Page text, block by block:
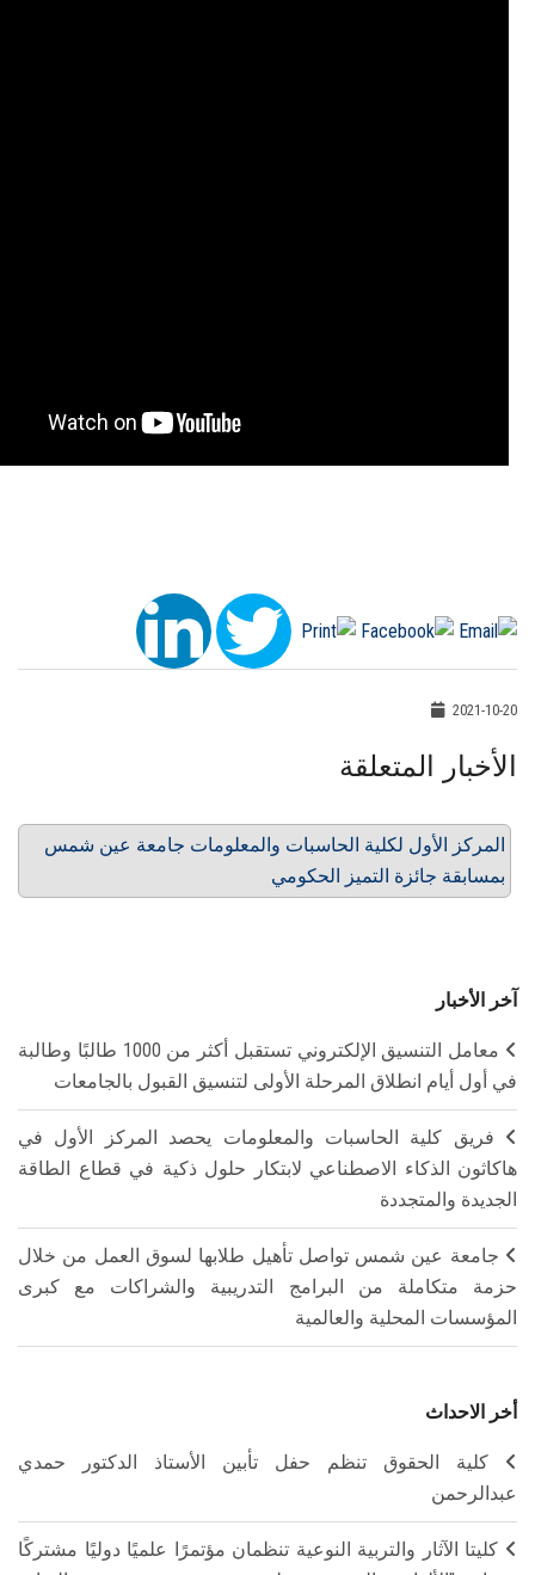
2021-10-20
الأخبار المتعلقة
المركز الأول لكلية الحاسبات والمعلومات جامعة عين شمس
بمسابقة جائزة التميز الحكومي
آخر الأخبار
معامل التنسيق الإلكتروني تستقبل أكثر من 1000 طالبًا وطالبة
في أول أيام انطلاق المرحلة الأولى لتنسيق القبول بالجامعات
فريق كلية الحاسبات والمعلومات يحصد المركز الأول في
هاكاثون الذكاء الاصطناعي لابتكار حلول ذكية في قطاع الطاقة
الجديدة والمتجددة
جامعة عين شمس تواصل تأهيل طلابها لسوق العمل من خلال
حزمة متكاملة من البرامج التدريبية والشراكات مع كبرى
المؤسسات المحلية والعالمية
أخر الاحداث
كلية الحقوق تنظم حفل تأبين الأستاذ الدكتور حمدي
عبدالرحمن
كليتا الآثار والتربية النوعية تنظمان مؤتمرًا علميًا دوليًا مشتركًا